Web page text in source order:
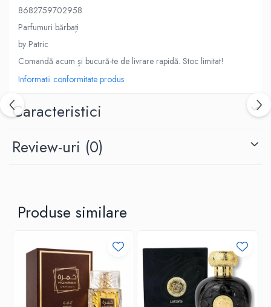
8682759702958
Parfumuri bărbați
by Patric
Comandă acum și bucură-te de livrare rapidă. Stoc limitat!
Informatii conformitate produs
Caracteristici
Review-uri (0)
Produse similare